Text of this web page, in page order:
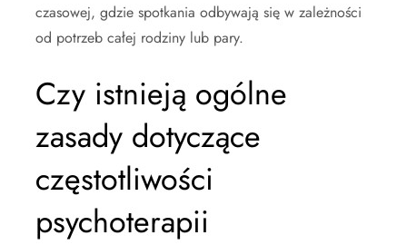
czasowej, gdzie spotkania odbywają się w zależności
od potrzeb całej rodziny lub pary.
Czy istnieją ogólne
zasady dotyczące
częstotliwości
psychoterapii